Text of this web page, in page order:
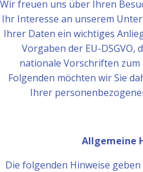
Wir freuen uns über Ihren
Ihr Interesse an unserem
Ihrer Daten ein wichtiges
Vorgaben der EU-DSGVO,
nationale Vorschriften
Folgenden möchten wir Sie
Ihrer
Allgemeine
Die folgenden Hinweise